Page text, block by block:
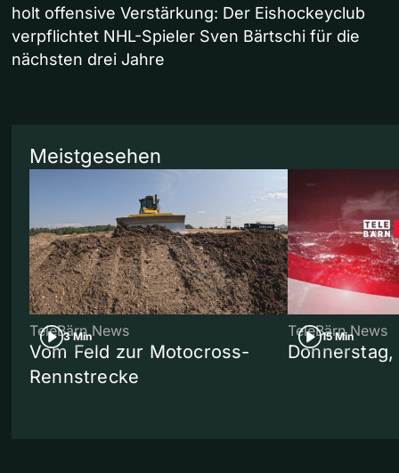
holt offensive Verstärkung: Der Eishockeyclub
verpflichtet NHL-Spieler Sven Bärtschi für die
nächsten drei Jahre
Meistgesehen
3 Min
TeleBärn News
Vom Feld zur Motocross-
Rennstrecke
15 Min
TeleBärn News